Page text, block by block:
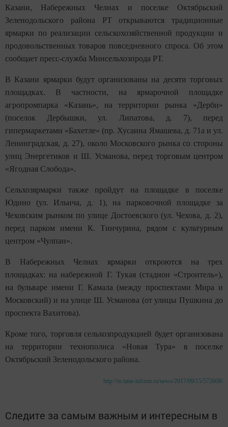
Казани, Набережных Челнах и поселке Октябрьский
Зеленодольского района РТ открываются традиционные
ярмарки по реализации сельскохозяйственной продукции и
продовольственных товаров повседневного спроса. Об этом
сообщает пресс-служба Минсельхозпрода РТ.
В Казани ярмарки будут организованы на десяти торговых
площадках. В частности, на ярмарочной площадке
агропромпарка «Казань», на территории рынка «Дерби»
(поселок Дербышки, ул. Липатова, д. 7), перед
гипермаркетами «Бахетле» (пр. Хусаина Ямашева, д. 71а и ул.
Ленинградская, д. 27), около Московского рынка со стороны
улиц Энергетиков и Ш. Усманова, перед торговым центром
«Ягодная Слобода».
Сельхозярмарки также пройдут на площадке в поселке
Юдино (ул. Ильича, д. 1), на парковочной площадке за
Чеховским рынком по улице Достоевского (ул. Чехова, д. 2),
перед парком имени К. Тинчурина, рядом с культурным
центром «Чулпан».
В Набережных Челнах ярмарки откроются на трех
площадках: на набережной Г. Тукая (стадион «Строитель»),
на бульваре имени Г. Камала (между проспектами Мира и
Московский) и на улице Ш. Усманова (от улицы Пушкина до
проспекта Вахитова).
Кроме того, торговля сельхозпродукцией будет организована
на территории технополиса «Новая Тура» в поселке
Октябрьский Зеленодольского района.
http://m.tatar-inform.ru/news/2017/09/15/572608/
Следите за самым важным и интересным в